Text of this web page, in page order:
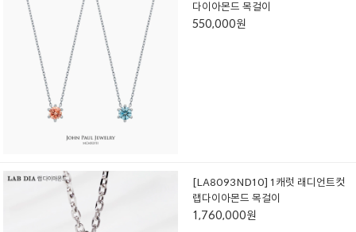
다이아몬드 목걸이
550,000원
[LA8093ND10] 1캐럿 래디언트컷
랩다이아몬드 목걸이
1,760,000원